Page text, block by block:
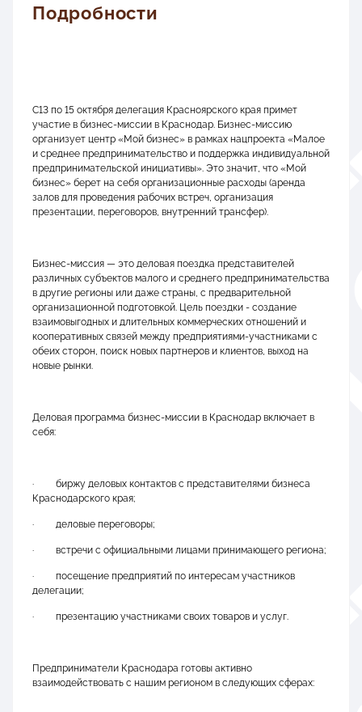
Следите за нами
в социальных
сетях:
Подробности
С13 по 15 октября делегация Красноярского края примет
участие в бизнес-миссии в Краснодар. Бизнес-миссию
организует центр «Мой бизнес» в рамках нацпроекта «Малое
и среднее предпринимательство и поддержка индивидуальной
предпринимательской инициативы». Это значит, что «Мой
бизнес» берет на себя организационные расходы (аренда
залов для проведения рабочих встреч, организация
презентации, переговоров, внутренний трансфер).
Бизнес-миссия — это деловая поездка представителей
различных субъектов малого и среднего предпринимательства
в другие регионы или даже страны, с предварительной
организационной подготовкой. Цель поездки - создание
взаимовыгодных и длительных коммерческих отношений и
кооперативных связей между предприятиями-участниками с
обеих сторон, поиск новых партнеров и клиентов, выход на
новые рынки.
Деловая программа бизнес-миссии в Краснодар включает в
себя:
· биржу деловых контактов с представителями бизнеса
Краснодарского края;
· деловые переговоры;
· встречи с официальными лицами принимающего региона;
· посещение предприятий по интересам участников
делегации;
· презентацию участниками своих товаров и услуг.
Предприниматели Краснодара готовы активно
взаимодействовать с нашим регионом в следующих сферах: